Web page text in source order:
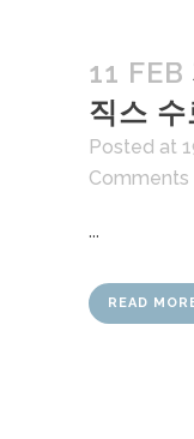
11 FEB
직스
Posted at
Comments
...
READ